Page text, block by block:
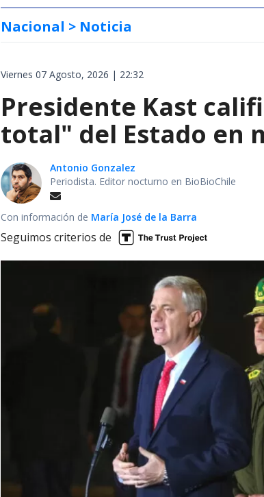
Nacional > Noticia
Viernes 07 Agosto, 2026 | 22:32
Presidente Kast
total" del Estado en
Antonio Gonzalez
Periodista. Editor nocturno en BioBioChile
Con información de María José de la Barra
Seguimos criterios de